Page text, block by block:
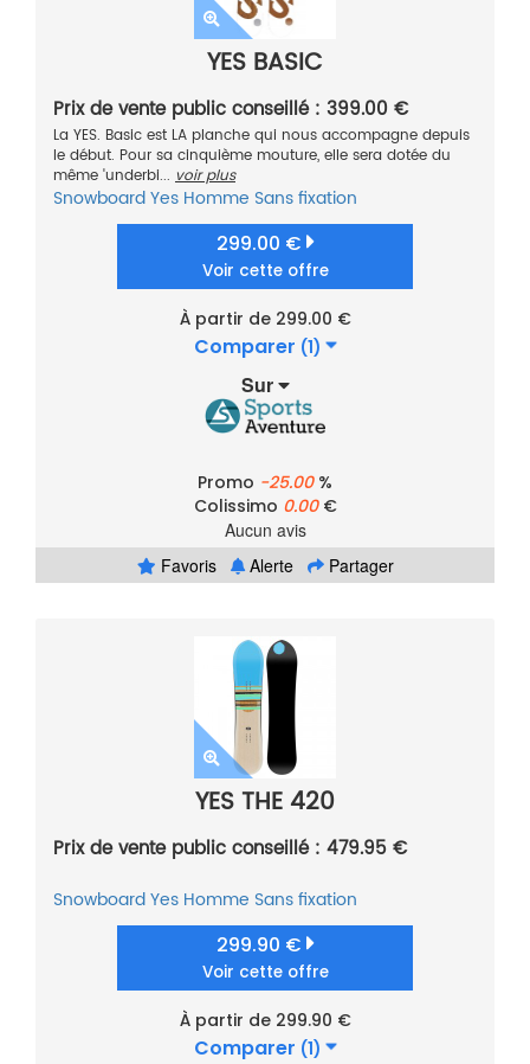
YES BASIC
Prix de vente public conseillé : 399.00 €
La YES. Basic est LA planche qui nous accompagne depuis
le début. Pour sa cinquième mouture, elle sera dotée du
même 'underbi... voir plus
SnowboardYes Homme Sans fixation
299.00 €
Voir cette offre
À partir de 299.00 €
Comparer (1)
Sur
Promo -25.00%
Colissimo 0.00€
Aucun avis
Favoris
Alerte Partager
YES THE 420
Prix de vente public conseillé : 479.95 €
SnowboardYes Homme Sans fixation
299.90 €
Voir cette offre
À partir de 299.90 €
Comparer (1)